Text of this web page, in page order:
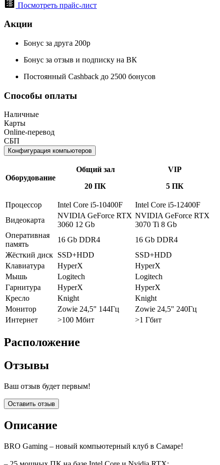
Посмотреть прайс-лист
Акции
Бонус за друга 200р
Бонус за отзыв и подписку на ВК
Постоянный Cashback до 2500 бонусов
Способы оплаты
Наличные
Карты
Online-перевод
СБП
Конфигурация компьютеров
Оборудование
Общий зал
20 ПК
VIP
5 ПК
Процессор Intel Core i5-10400F
Intel Core i5-12400F
Видеокарта
NVIDIA GeForce RTX
3060 12 Gb
NVIDIA GeForce RTX
3070 Ti 8 Gb
Оперативная
память
16 Gb DDR4
16 Gb DDR4
Жёсткий диск SSD+HDD
SSD+HDD
Клавиатура
HyperX
HyperX
Мышь
Logitech
Logitech
Гарнитура
HyperX
HyperX
Кресло
Knight
Knight
Монитор
Zowie 24,5" 144Гц
Zowie 24,5" 240Гц
Интернет
>100 Мбит >1 Гбит
Расположение
Отзывы
Ваш отзыв будет первым!
Оставить отзыв
Описание
BRO Gaming – новый компьютерный клуб в Самаре!